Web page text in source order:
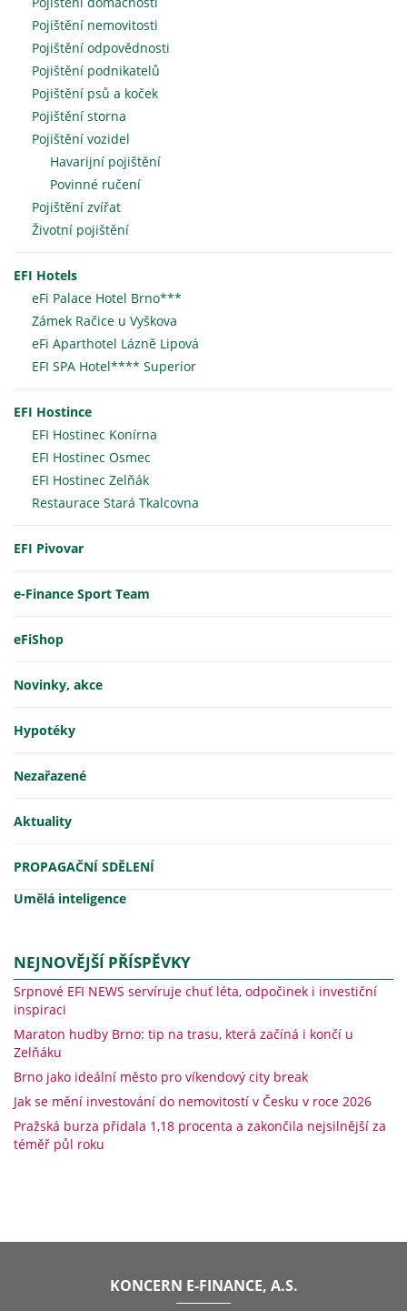
Pojištění nemovitosti
Pojištění odpovědnosti
Pojištění podnikatelů
Pojištění psů a koček
Pojištění storna
Pojištění vozidel
Havarijní pojištění
Povinné ručení
Pojištění zvířat
Životní pojištění
EFI Hotels
eFi Palace Hotel Brno***
Zámek Račice u Vyškova
eFi Aparthotel Lázně Lipová
EFI SPA Hotel**** Superior
EFI Hostince
EFI Hostinec Konírna
EFI Hostinec Osmec
EFI Hostinec Zelňák
Restaurace Stará Tkalcovna
EFI Pivovar
e-Finance Sport Team
eFiShop
Novinky, akce
Hypotéky
Nezařazené
Aktuality
PROPAGAČNÍ SDĚLENÍ
Umělá inteligence
NEJNOVĚJŠÍ PŘÍSPĚVKY
Srpnové EFI NEWS servíruje chuť léta, odpočinek i investiční
inspiraci
Maraton hudby Brno: tip na trasu, která začíná i končí u
Zelňáku
Brno jako ideální město pro víkendový city break
Jak se mění investování do nemovitostí v Česku v roce 2026
Pražská burza přidala 1,18 procenta a zakončila nejsilnější za
téměř půl roku
KONCERN E-FINANCE, A.S.